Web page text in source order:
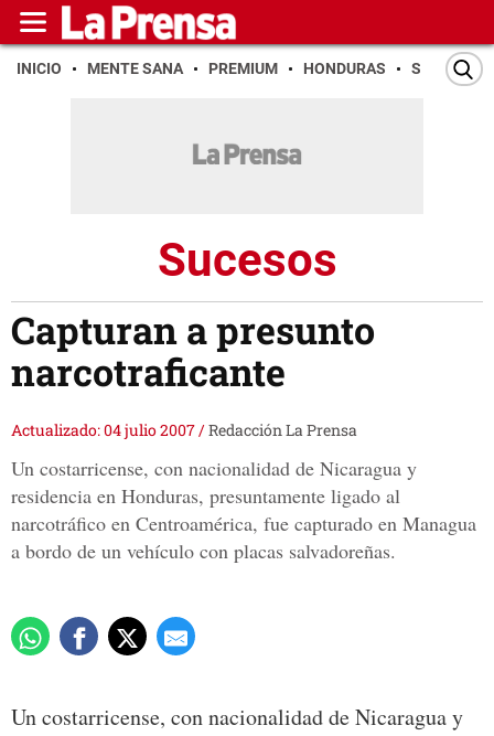
INICIO MENTE SANA PREMIUM HONDURAS SAN PEDRO
Sucesos
Capturan a presunto
narcotraficante
Actualizado: 04 julio 2007/Redacción La Prensa
Un costarricense, con nacionalidad de Nicaragua y
residencia en Honduras, presuntamente ligado al
narcotráfico en Centroamérica, fue capturado en Managua
a bordo de un vehículo con placas salvadoreñas.
Un costarricense, con nacionalidad de Nicaragua y